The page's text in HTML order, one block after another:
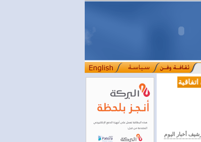
تعاون في مجالي التعليم العالي والبحث العلمي
أخبار اليوم